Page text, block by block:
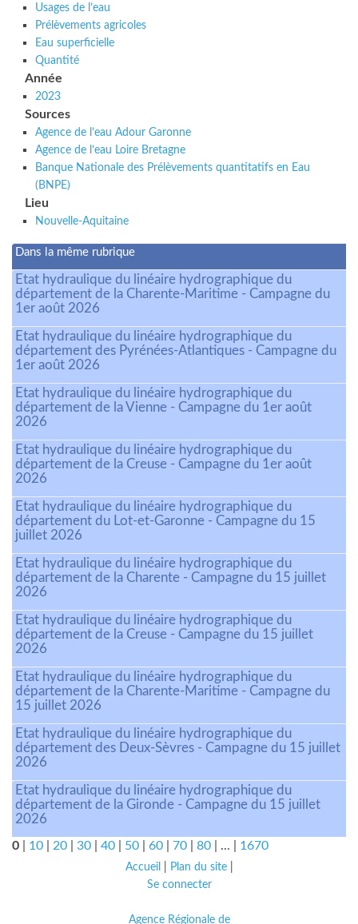
Usages de l’eau
Prélèvements agricoles
Eau superficielle
Quantité
Année
2023
Sources
Agence de l’eau Adour Garonne
Agence de l’eau Loire Bretagne
Banque Nationale des Prélèvements quantitatifs en Eau
(BNPE)
Lieu
Nouvelle-Aquitaine
Dans la même rubrique
Etat hydraulique du linéaire hydrographique du
département de la Charente-Maritime - Campagne du
1er août 2026
Etat hydraulique du linéaire hydrographique du
département des Pyrénées-Atlantiques - Campagne du
1er août 2026
Etat hydraulique du linéaire hydrographique du
département de la Vienne - Campagne du 1er août
2026
Etat hydraulique du linéaire hydrographique du
département de la Creuse - Campagne du 1er août
2026
Etat hydraulique du linéaire hydrographique du
département du Lot-et-Garonne - Campagne du 15
juillet 2026
Etat hydraulique du linéaire hydrographique du
département de la Charente - Campagne du 15 juillet
2026
Etat hydraulique du linéaire hydrographique du
département de la Creuse - Campagne du 15 juillet
2026
Etat hydraulique du linéaire hydrographique du
département de la Charente-Maritime - Campagne du
15 juillet 2026
Etat hydraulique du linéaire hydrographique du
département des Deux-Sèvres - Campagne du 15 juillet
2026
Etat hydraulique du linéaire hydrographique du
département de la Gironde - Campagne du 15 juillet
2026
0 10 20 30 40 50 60 70 80 ... 1670
Accueil Plan du site|
Se connecter
Agence Régionale de